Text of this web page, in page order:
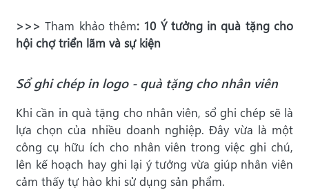
>>> Tham khảo thêm: 10 Ý tưởng in quà tặng cho
hội chợ triển lãm và sự kiện
Sổ ghi chép in logo - quà tặng cho nhân viên
Khi cần in quà tặng cho nhân viên, sổ ghi chép sẽ là
lựa chọn của nhiều doanh nghiệp. Đây vừa là một
công cụ hữu ích cho nhân viên trong việc ghi chú,
lên kế hoạch hay ghi lại ý tưởng vừa giúp nhân viên
cảm thấy tự hào khi sử dụng sản phẩm.